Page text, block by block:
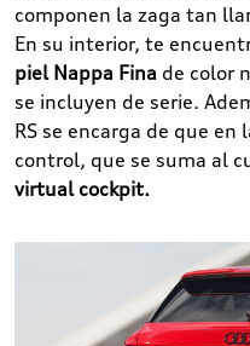
componen la zaga tan
En su interior, te
piel Nappa Fina de color
se incluyen de serie.
RS se encarga de que
control, que se suma al
virtual cockpit.